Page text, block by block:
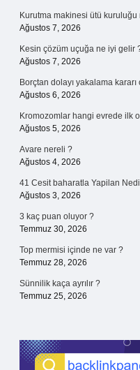
Kurutma makinesi ütü kuruluğu
Ağustos 7, 2026
Kesin çözüm uçuğa ne iyi gelir
Ağustos 7, 2026
Borçtan dolayı yakalama kararı
Ağustos 6, 2026
Kromozomlar hangi evrede ilk
Ağustos 5, 2026
Avare nereli ?
Ağustos 4, 2026
41 Cesit baharatla Yapilan
Ağustos 3, 2026
3 kaç puan oluyor ?
Temmuz 30, 2026
Top mermisi içinde ne var ?
Temmuz 28, 2026
Sünnilik kaça ayrılır ?
Temmuz 25, 2026